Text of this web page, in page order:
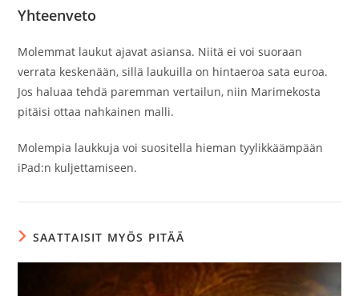
Yhteenveto
Molemmat laukut ajavat asiansa. Niitä ei voi suoraan
verrata keskenään, sillä laukuilla on hintaeroa sata euroa.
Jos haluaa tehdä paremman vertailun, niin Marimekosta
pitäisi ottaa nahkainen malli.
Molempia laukkuja voi suositella hieman tyylikkäämpään
iPad:n kuljettamiseen.
SAATTAISIT MYÖS PITÄÄ